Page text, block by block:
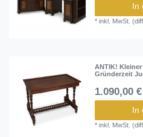
In
*inkl. MwSt.
ANTIK!
Gründerzeit
1.090,00
In
*inkl. MwSt.